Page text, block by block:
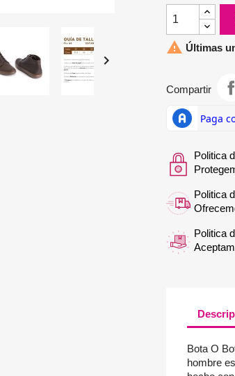

 Últimas
Compartir
Politica
Politica
Politica
Bota O
hombre